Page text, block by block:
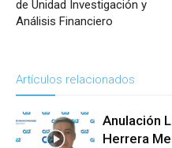
de Unidad Investigación y
Análisis Financiero
Artículos relacionados
Anulación
Herrera